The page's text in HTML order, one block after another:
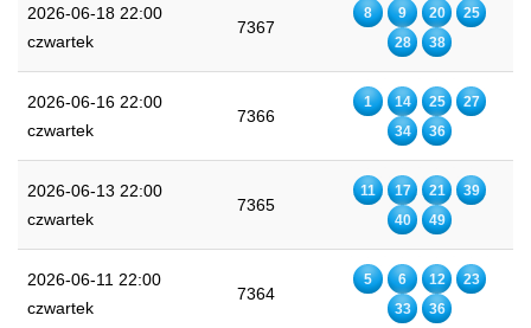
2026-06-18 22:00
czwartek
7367
8 9 20
25
28
38
2026-06-16 22:00
czwartek
7366
1 14 25
27
34
36
2026-06-13 22:00
czwartek
7365
11 17 21
39
40
49
2026-06-11 22:00
czwartek
7364
5 6 12
23
33
36